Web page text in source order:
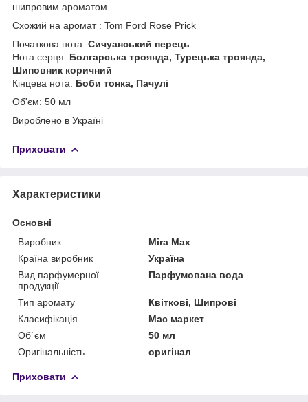
шипровим ароматом.
Схожий на аромат : Tom Ford Rose Prick
Початкова нота: Сичуанський перець
Нота серця: Болгарська троянда, Турецька троянда,
Шиповник коричний
Кінцева нота: Боби тонка, Пачулі
Об'єм: 50 мл
Вироблено в Україні
Приховати
Характеристики
Основні
Виробник
Mira Max
Країна виробник
Україна
Вид парфумерної
продукції
Парфумована вода
Тип аромату
Квіткові, Шипрові
Класифікація
Мас маркет
Об`єм
50 мл
Оригінальність
оригінал
Приховати